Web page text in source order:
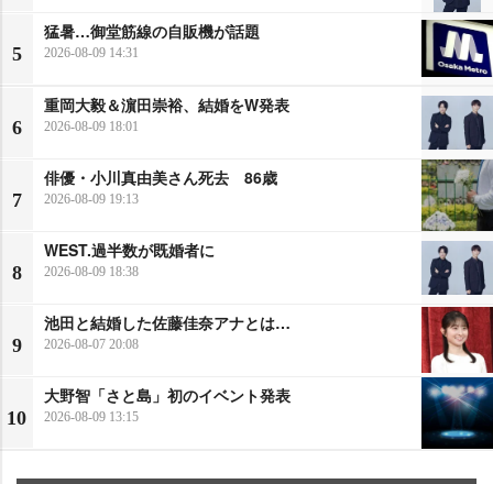
5
猛暑…御堂筋線の自販機が話題
2026-08-09 14:31
6
重岡大毅＆濵田崇裕、結婚をW発表
2026-08-09 18:01
7
俳優・小川真由美さん死去 86歳
2026-08-09 19:13
8
WEST.過半数が既婚者に
2026-08-09 18:38
9
池田と結婚した佐藤佳奈アナとは…
2026-08-07 20:08
10
大野智「さと島」初のイベント発表
2026-08-09 13:15